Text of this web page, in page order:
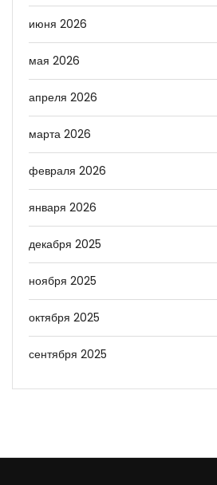
июня 2026
мая 2026
апреля 2026
марта 2026
февраля 2026
января 2026
декабря 2025
ноября 2025
октября 2025
сентября 2025